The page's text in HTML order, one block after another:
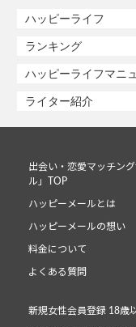
ハッピーライフ
ランキング
ハッピーライフマニ
ライター紹介
出会い・恋愛マッチン
ル」TOP
ハッピーメールとは
ハッピーメールの想い
料金について
よくある質問
新規女性会員登録 18歳